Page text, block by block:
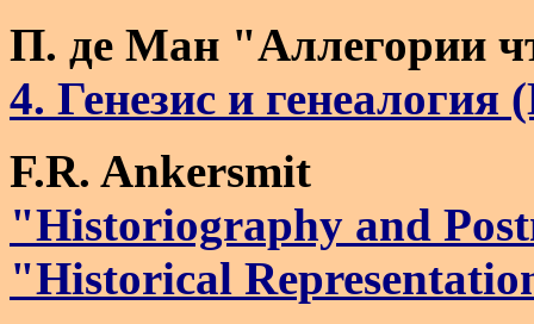
П. де Ман "Аллегории
4. Генезис и
F.R. Ankersmit
"Historiography and
"Historical